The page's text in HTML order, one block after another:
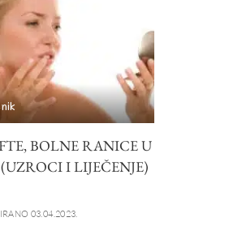
BOLNE RANICE U
I LIJEČENJE)
03.04.2023.